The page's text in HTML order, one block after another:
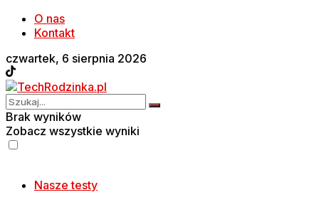
O nas
Kontakt
czwartek, 6 sierpnia 2026
Brak wyników
Zobacz wszystkie wyniki
Nasze testy